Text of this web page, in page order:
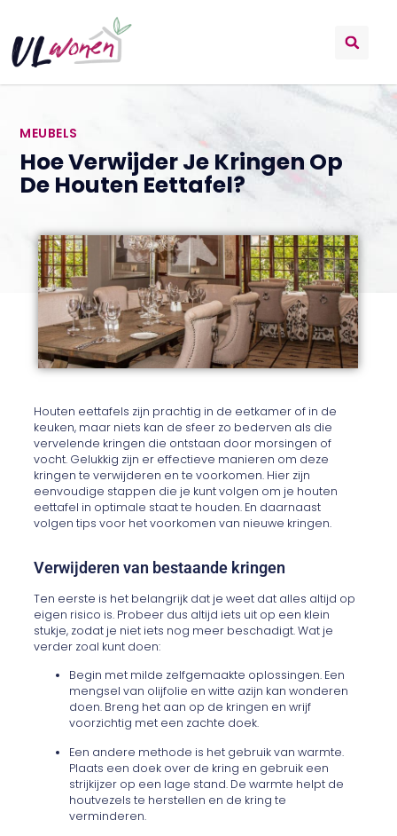
MEUBELS
Hoe Verwijder Je Kringen Op
De Houten Eettafel?
Houten eettafels zijn prachtig in de eetkamer of in de
keuken, maar niets kan de sfeer zo bederven als die
vervelende kringen die ontstaan door morsingen of
vocht. Gelukkig zijn er effectieve manieren om deze
kringen te verwijderen en te voorkomen. Hier zijn
eenvoudige stappen die je kunt volgen om je houten
eettafel in optimale staat te houden. En daarnaast
volgen tips voor het voorkomen van nieuwe kringen.
Verwijderen van bestaande kringen
Ten eerste is het belangrijk dat je weet dat alles altijd op
eigen risico is. Probeer dus altijd iets uit op een klein
stukje, zodat je niet iets nog meer beschadigt. Wat je
verder zoal kunt doen:
Begin met milde zelfgemaakte oplossingen. Een
mengsel van olijfolie en witte azijn kan wonderen
doen. Breng het aan op de kringen en wrijf
voorzichtig met een zachte doek.
Een andere methode is het gebruik van warmte.
Plaats een doek over de kring en gebruik een
strijkijzer op een lage stand. De warmte helpt de
houtvezels te herstellen en de kring te
verminderen.